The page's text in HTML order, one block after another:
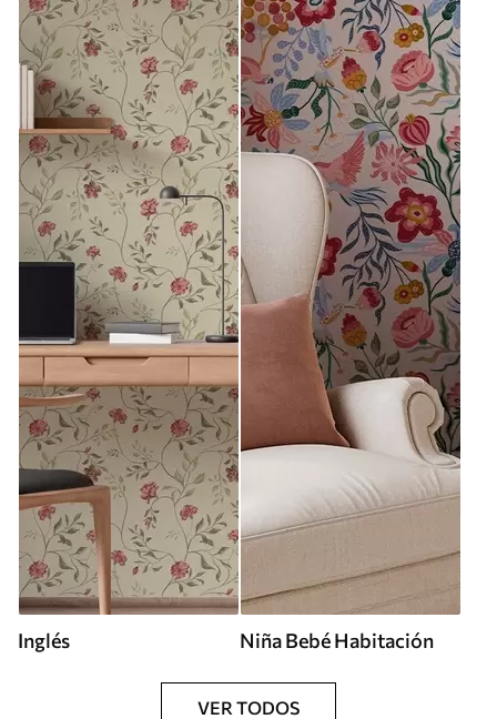
Inglés Niña Bebé Habitación
VER TODOS